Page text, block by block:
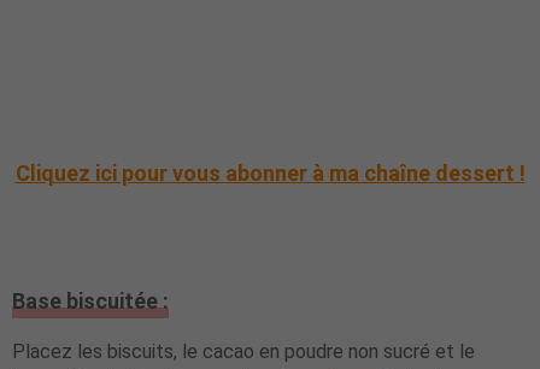
Cliquez ici pour vous abonner à ma chaîne dessert !
Base biscuitée :
Placez les biscuits, le cacao en poudre non sucré et le